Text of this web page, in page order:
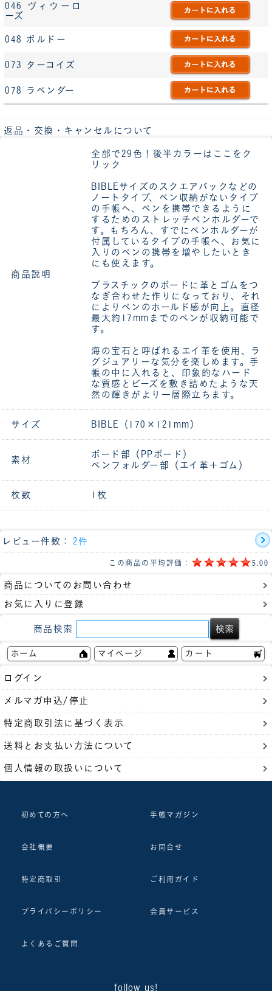
046 ヴィウーロ
ーズ
048 ボルドー
073 ターコイズ
078 ラベンダー
返品・交換・キャンセルについて
商品説明
全部で29色！後半カラーはここをク
リック
BIBLEサイズのスクエアバックなどの
ノートタイプ、ペン収納がないタイプ
の手帳へ、ペンを携帯できるように
するためのストレッチペンホルダーで
す。もちろん、すでにペンホルダーが
付属しているタイプの手帳へ、お気に
入りのペンの携帯を増やしたいとき
にも使えます。
プラスチックのボードに革とゴムをつ
なぎ合わせた作りになっており、それ
によりペンのホールド感が向上。直径
最大約17mmまでのペンが収納可能で
す。
海の宝石と呼ばれるエイ革を使用、ラ
グジュアリーな気分を楽しめます。手
帳の中に入れると、印象的なハード
な質感とビーズを敷き詰めたような天
然の輝きがより一層際立ちます。
サイズ BIBLE（170×121mm）
素材
ボード部（PPボード）
ペンフォルダー部（エイ革＋ゴム）
枚数 1枚
レビュー件数： 2件
この商品の平均評価： 5.00
商品についてのお問い合わせ
お気に入りに登録
商品検索
ホーム マイページ カート
ログイン
メルマガ申込/停止
特定商取引法に基づく表示
送料とお支払い方法について
個人情報の取扱いについて
初めての方へ 手帳マガジン
会社概要 お問合せ
特定商取引 ご利用ガイド
プライバシーポリシー 会員サービス
よくあるご質問
follow us!